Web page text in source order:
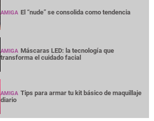
AMIGA El “nude” se consolida como tendencia
AMIGA Máscaras LED: la tecnología que
transforma el cuidado facial
AMIGA Tips para armar tu kit básico de maquillaje
diario